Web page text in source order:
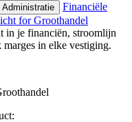
Financiële
for Groothandel
in je financiën, stroomlijn
marges in elke vestiging.